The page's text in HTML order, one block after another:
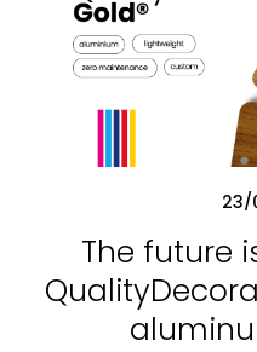
23/
The future